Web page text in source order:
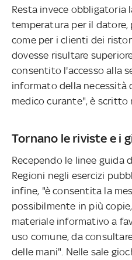
Resta invece obbligatoria
temperatura per il datore,
come per i clienti dei
dovesse risultare
consentito l'accesso alla
informato della necessità
medico curante", è scritto
Tornano le riviste e i
Recependo le linee guida
Regioni negli esercizi
infine, "è consentita la
possibilmente in più
materiale informativo a
uso comune, da
delle mani". Nelle sale